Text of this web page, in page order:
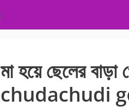
মা হয়ে ছেলের
chudachudi